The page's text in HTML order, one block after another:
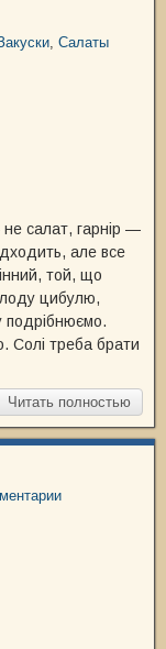
, Салаты
салат, гарнір —
але все
той, що
цибулю,
подрібнюємо.
Солі треба брати
Читать полностью